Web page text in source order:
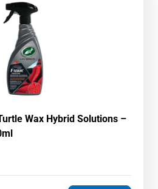
Wax Hybrid Solutions –